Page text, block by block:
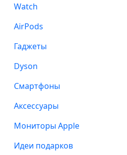
Watch
AirPods
Гаджеты
Dyson
Смартфоны
Аксессуары
Мониторы Apple
Идеи подарков